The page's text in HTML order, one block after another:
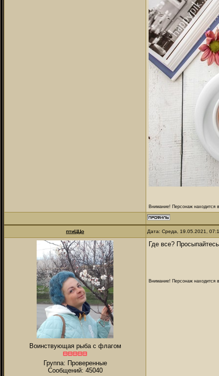
Внимание! Персонаж находится
птиЦЦо Дата: Среда, 19.05.2021,
Воинствующая рыба с флагом
Группа: Проверенные
Сообщений: 45040
Где все?
Внимание! Персонаж находится